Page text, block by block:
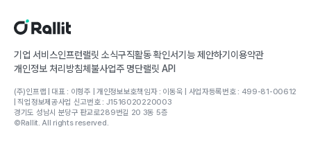
기업 서비스인프런랠릿 소식구직활동 확인서기능 제안하기 이용약관
개인정보 처리방침체불사업주 명단랠릿 API
(주)인프랩 | 대표 : 이형주 | 개인정보보호책임자 : 이동욱 | 사업자등록번호 : 499-81-00612
| 직업정보제공사업 신고번호 : J1516020220003
경기도 성남시 분당구 판교로289번길 20 3동 5층
©Rallit. All rights reserved.